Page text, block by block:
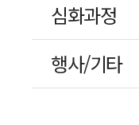
심화과정
행사/기타